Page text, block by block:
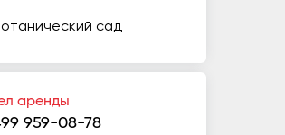
сад
аренды
959-08-78